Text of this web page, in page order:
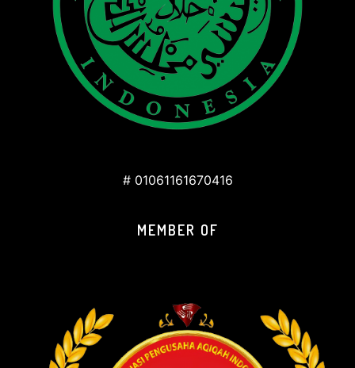
# 01061161670416
MEMBER OF